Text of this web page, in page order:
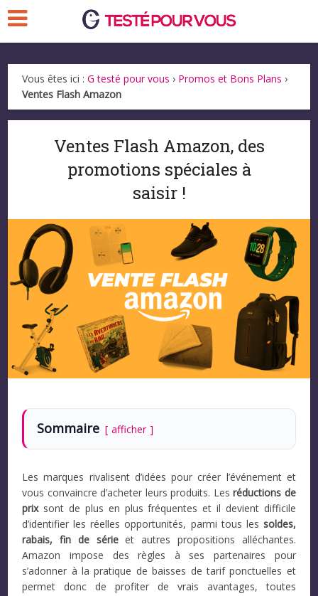
Vous êtes ici :G testé pour vous › Promos et Bons Plans ›
Ventes Flash Amazon
Ventes Flash Amazon, des
promotions spéciales à
saisir !
Sommaire afficher
Les marques rivalisent d’idées pour créer l’événement et
vous convaincre d’acheter leurs produits. Lesréductions de
prixsont de plus en plus fréquentes et il devient difficile
d’identifier les réelles opportunités, parmi tous les soldes,
rabais, fin de sérieet autres propositions alléchantes.
Amazon impose des règles à ses partenaires pour
s’adonner à la pratique de baisses de tarif ponctuelles et
permet donc de profiter de vrais avantages, toutes